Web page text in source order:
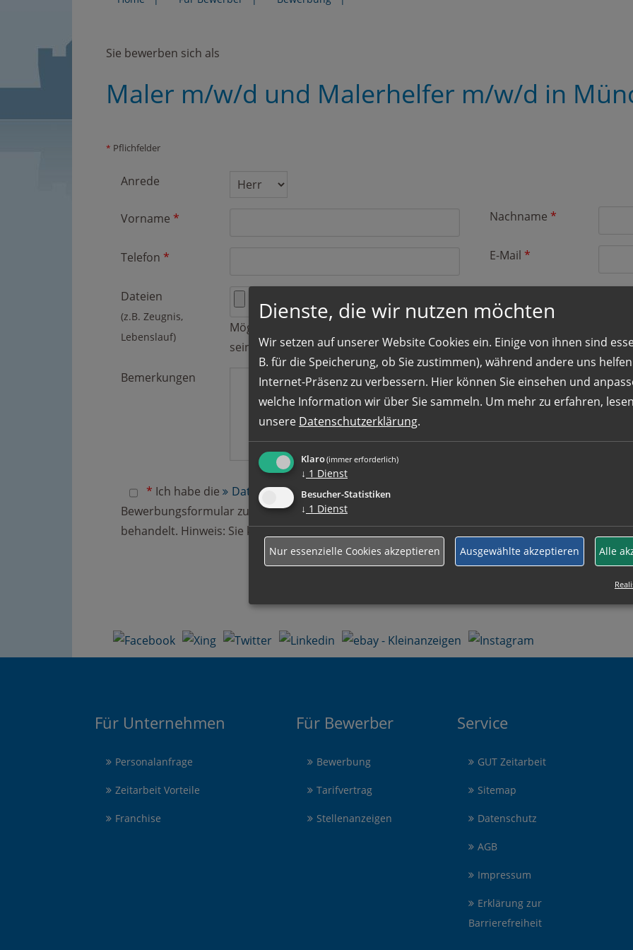
Sie bewerben sich als
Maler m/w/d und Malerhelfer m/w/d in
* Pflichfelder
Anrede
Vorname * Nachname *
Telefon * E-Mail *
Dateien
(z.B. Zeugnis,
Lebenslauf)
Möglich sind Dateien vom Typ doc, docx, pdf, txt. Idealerweise sollten
sein.
Bemerkungen
* Ich habe die Datenschutzerklärunggelesen und stimme der Weiterverarbeitung meiner
Bewerbungsformular zur Beantwortung meiner Bewerbung zu. Selbstverständlich werden
behandelt. Hinweis: Sie können Ihre Einwilligung jederzeit für die Zukunft per E-Mail an
Für Unternehmen
Personalanfrage
Zeitarbeit Vorteile
Franchise
Für Bewerber
Bewerbung
Tarifvertrag
Stellenanzeigen
Service
GUT Zeitarbeit
Sitemap
Datenschutz
AGB
Impressum
Erklärung zur
Barrierefreiheit
Dienste, die wir nutzen möchten
Wir setzen auf unserer Website Cookies ein. Einige von ihnen sind
B. für die Speicherung, ob Sie zustimmen), während andere uns
Internet-Präsenz zu verbessern. Hier können Sie einsehen und
welche Information wir über Sie sammeln. Um mehr zu erfahren,
unsere Datenschutzerklärung.
Klaro(immer erforderlich)
↓ 1 Dienst
Besucher-Statistiken
↓ 1 Dienst
Nur essenzielle Cookies akzeptieren Ausgewählte akzeptieren Alle